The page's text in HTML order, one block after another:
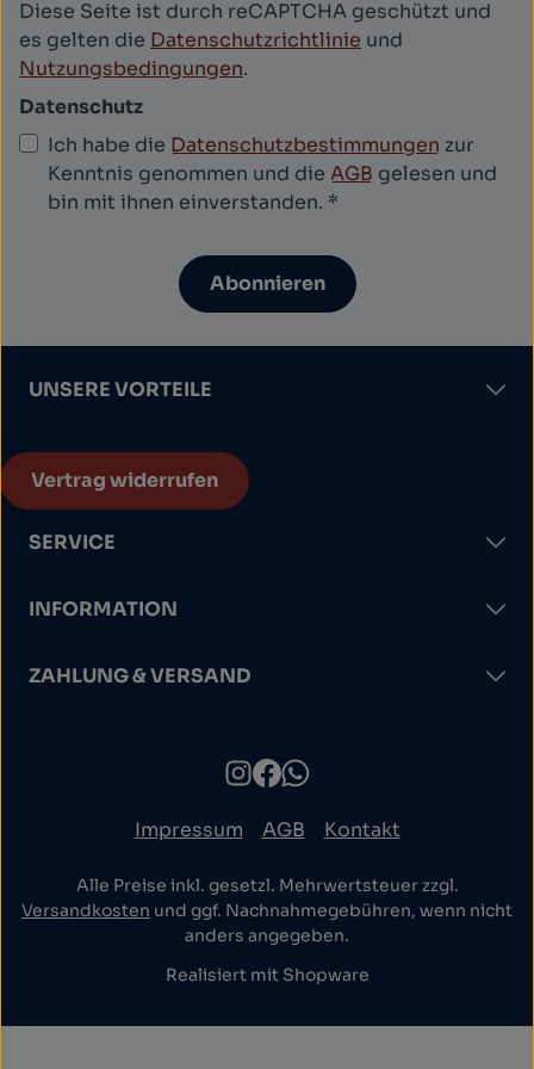
Diese Seite ist durch reCAPTCHA geschützt und
es gelten die Datenschutzrichtlinie und
Nutzungsbedingungen.
Datenschutz
Ich habe die Datenschutzbestimmungen zur
Kenntnis genommen und die AGB gelesen und
bin mit ihnen einverstanden. *
Abonnieren
UNSERE VORTEILE
Vertrag widerrufen
SERVICE
INFORMATION
ZAHLUNG & VERSAND
Impressum AGB Kontakt
Alle Preise inkl. gesetzl. Mehrwertsteuer zzgl.
Versandkosten und ggf. Nachnahmegebühren, wenn nicht
anders angegeben.
Realisiert mit Shopware